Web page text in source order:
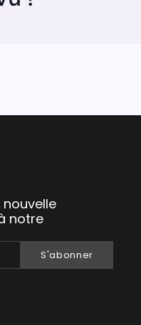
notre
S'abonner